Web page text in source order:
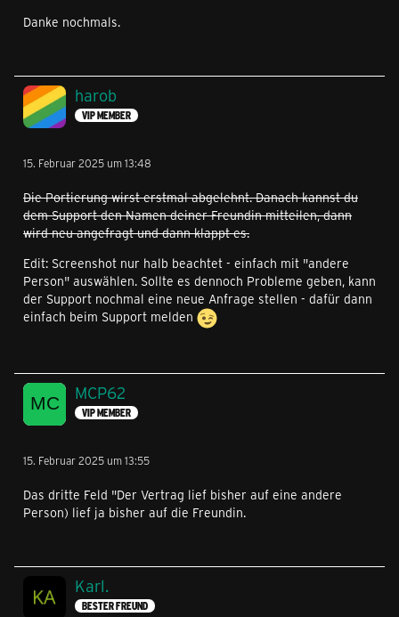
Danke nochmals.
harob
VIP MEMBER
15. Februar 2025 um 13:48
Die Portierung wirst erstmal abgelehnt. Danach kannst du
dem Support den Namen deiner Freundin mitteilen, dann
wird neu angefragt und dann klappt es.
Edit: Screenshot nur halb beachtet - einfach mit "andere
Person" auswählen. Sollte es dennoch Probleme geben, kann
der Support nochmal eine neue Anfrage stellen - dafür dann
einfach beim Support melden
MCP62
VIP MEMBER
15. Februar 2025 um 13:55
Das dritte Feld "Der Vertrag lief bisher auf eine andere
Person) lief ja bisher auf die Freundin.
Karl.
BESTER FREUND